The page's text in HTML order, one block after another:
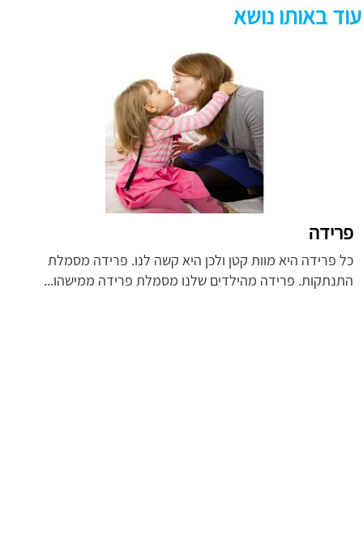
עוד באותו נושא
פרידה
כל פרידה היא מוות קטן ולכן היא קשה לנו. פרידה מסמלת
התנתקות. פרידה מהילדים שלנו מסמלת פרידה ממישהו...